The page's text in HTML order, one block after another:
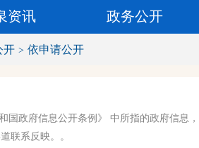
资讯 政务公开
开 依申请公开
国政府信息公开条例》 中所指的政府信息
联系反映。。